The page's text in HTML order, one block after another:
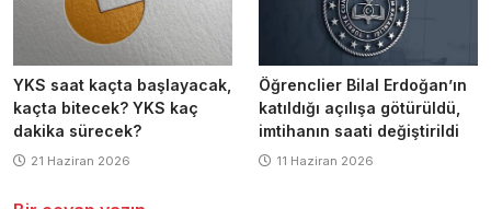
YKS saat kaçta başlayacak,
kaçta bitecek? YKS kaç
dakika sürecek?
21 Haziran 2026
Öğrenclier Bilal Erdoğan’ın
katıldığı açılışa götürüldü,
imtihanın saati değiştirildi
11 Haziran 2026